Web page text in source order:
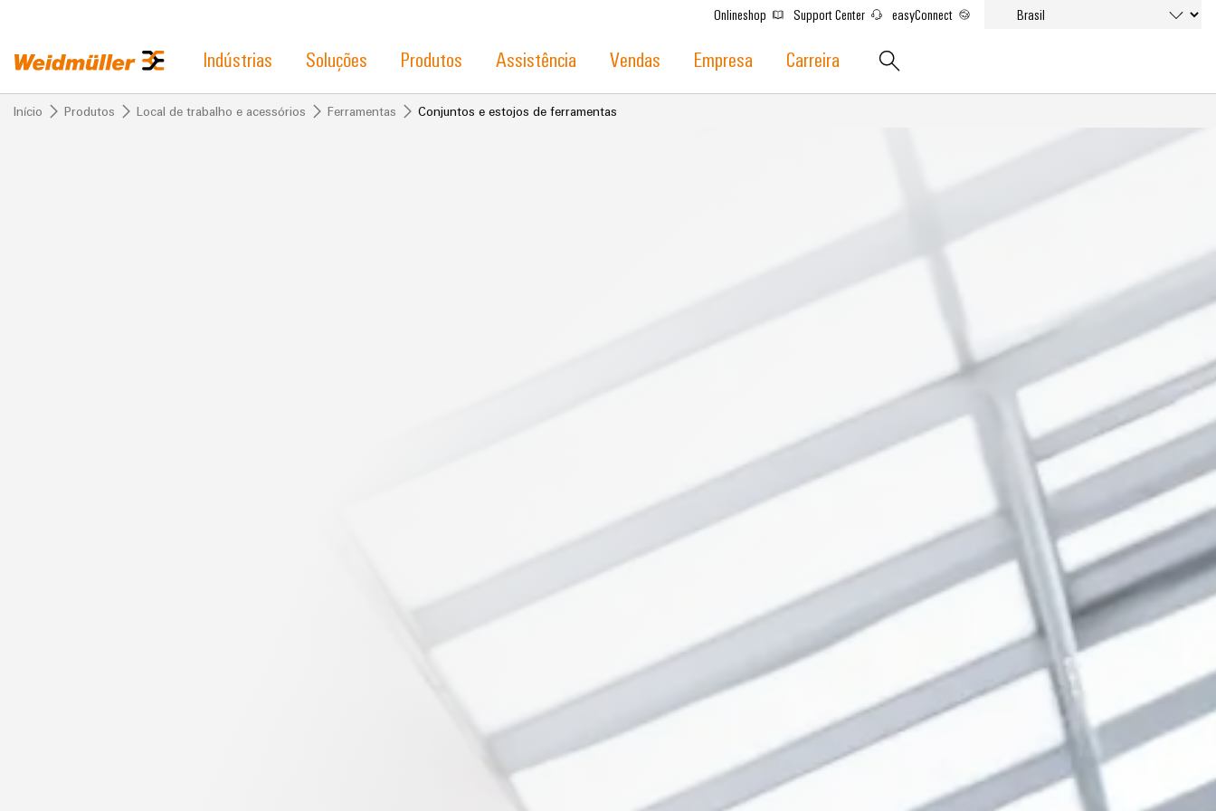
Onlineshop Support Center easyConnect
Indústrias Soluções Produtos Assistência Vendas Empresa Carreira
Início Produtos Local de trabalho e acessórios Ferramentas Conjuntos e estojos de ferramentas